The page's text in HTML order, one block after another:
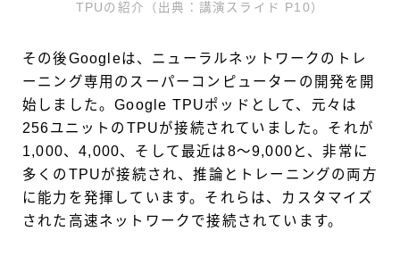
TPUの紹介（出典：講演スライド P10）
その後Googleは、ニューラルネットワークのトレ
ーニング専用のスーパーコンピューターの開発を開
始しました。Google TPUポッドとして、元々は
256ユニットのTPUが接続されていました。それが
1,000、4,000、そして最近は8〜9,000と、非常に
多くのTPUが接続され、推論とトレーニングの両方
に能力を発揮しています。それらは、カスタマイズ
された高速ネットワークで接続されています。